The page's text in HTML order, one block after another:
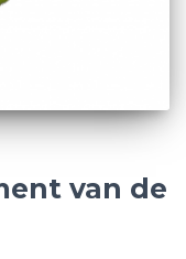
van de